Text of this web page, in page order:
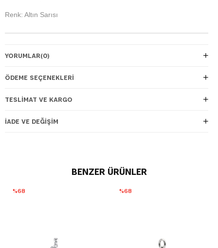
Renk: Altın Sarısı
YORUMLAR(0)
ÖDEME SEÇENEKLERI
TESLIMAT VE KARGO
İADE VE DEĞIŞIM
BENZER ÜRÜNLER
%68 %68